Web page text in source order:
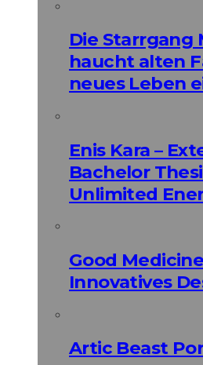
Die
haucht alten
neues Leben
Enis Kara –
Bachelor
Unlimited
Good
Innovatives
Artic Beast